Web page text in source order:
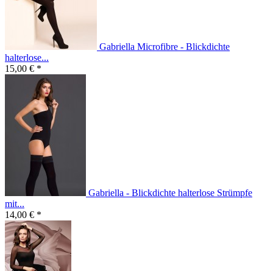
Gabriella Microfibre - Blickdichte
halterlose...
15,00 € *
Gabriella - Blickdichte halterlose Strümpfe
mit...
14,00 € *